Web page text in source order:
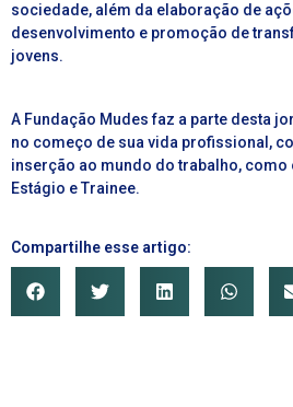
sociedade, além da elaboração de
desenvolvimento e promoção de
jovens.
A Fundação Mudes faz a parte desta
no começo de sua vida profissional,
inserção ao mundo do trabalho, como
Estágio e Trainee.
Compartilhe esse artigo: